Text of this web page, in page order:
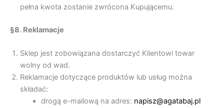
pełna kwota zostanie zwrócona Kupującemu.
§8. Reklamacje
Sklep jest zobowiązana dostarczyć Klientowi towar
wolny od wad.
Reklamacje dotyczące produktów lub usług można
składać:
drogą e-mailową na adres: napisz@agatabaj.pl